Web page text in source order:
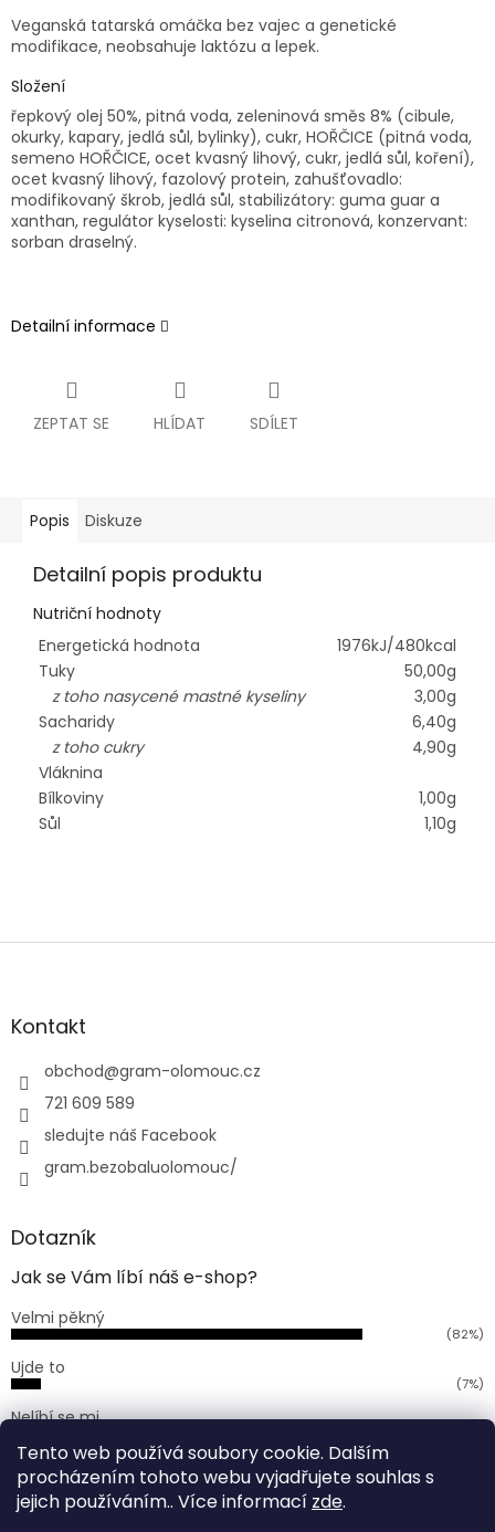
Tento web používá soubory cookie. Dalším
procházením tohoto webu vyjadřujete souhlas s
jejich používáním.. Více informací zde.
Veganská tatarská omáčka bez vajec a genetické
modifikace, neobsahuje laktózu a lepek.
Složení
řepkový olej 50%, pitná voda, zeleninová směs 8% (cibule,
okurky, kapary, jedlá sůl, bylinky), cukr, HOŘČICE (pitná voda,
semeno HOŘČICE, ocet kvasný lihový, cukr, jedlá sůl, koření),
ocet kvasný lihový, fazolový protein, zahušťovadlo:
modifikovaný škrob, jedlá sůl, stabilizátory: guma guar a
xanthan, regulátor kyselosti: kyselina citronová, konzervant:
sorban draselný.
Detailní informace
ZEPTAT SE HLÍDAT SDÍLET
Popis Diskuze
Detailní popis produktu
Nutriční hodnoty
Energetická hodnota
1976kJ/480kcal
Tuky
50,00g
z toho nasycené mastné kyseliny
3,00g
Sacharidy
6,40g
z toho cukry
4,90g
Vláknina
Bílkoviny
1,00g
Sůl
1,10g
Z
aKontakt
obchod@gram-olomouc.cz
721 609 589
sledujte náš Facebook
gram.bezobaluolomouc/
Dotazník
Jak se Vám líbí náš e-shop?
Velmi pěkný
(82%)
Ujde to
(7%)
Nelíbí se mi
Počet hlasů: 168